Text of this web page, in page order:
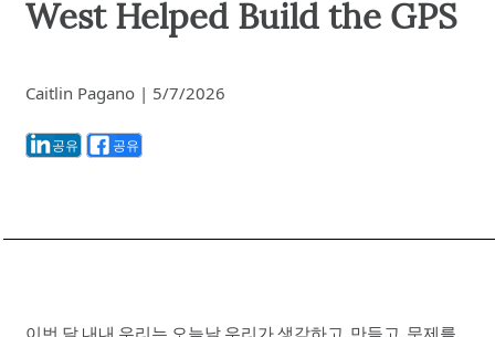
West Helped Build the GPS
Caitlin Pagano | 5/7/2026
공유 공유